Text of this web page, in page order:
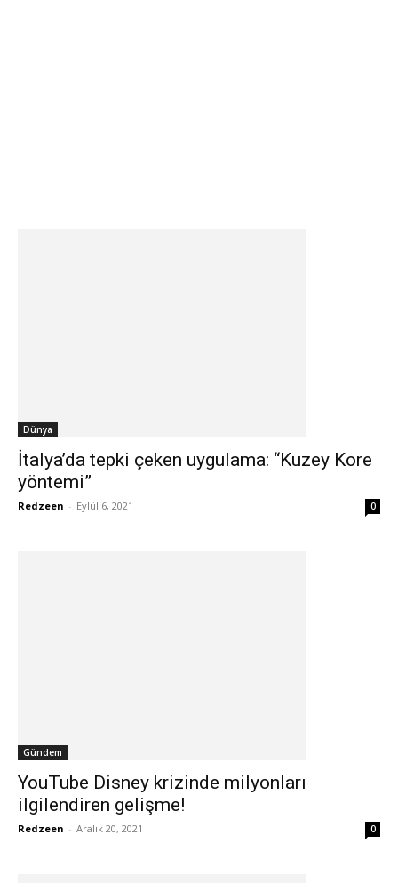
Dünya
İtalya’da tepki çeken uygulama: “Kuzey Kore
yöntemi”
Redzeen - Eylül 6, 2021 0
Gündem
YouTube Disney krizinde milyonları
ilgilendiren gelişme!
Redzeen - Aralık 20, 2021 0